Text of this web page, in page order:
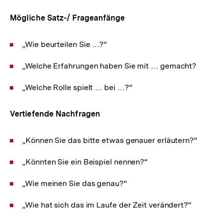
Mögliche Satz-/ Frageanfänge
„Wie beurteilen Sie …?“
„Welche Erfahrungen haben Sie mit … gemacht?
„Welche Rolle spielt … bei …?“
Vertiefende Nachfragen
„Können Sie das bitte etwas genauer erläutern?“
„Könnten Sie ein Beispiel nennen?“
„Wie meinen Sie das genau?“
„Wie hat sich das im Laufe der Zeit verändert?“